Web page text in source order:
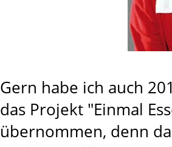
Gern habe ich auch
das Projekt "Einmal
übernommen, denn